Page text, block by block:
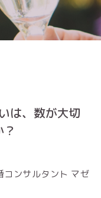
は、数が大切
コンサルタント マゼ